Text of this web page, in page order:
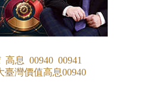
高息 00940 00941
臺灣價值高息00940